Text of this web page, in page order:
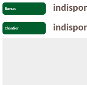
Bureau
Chantier